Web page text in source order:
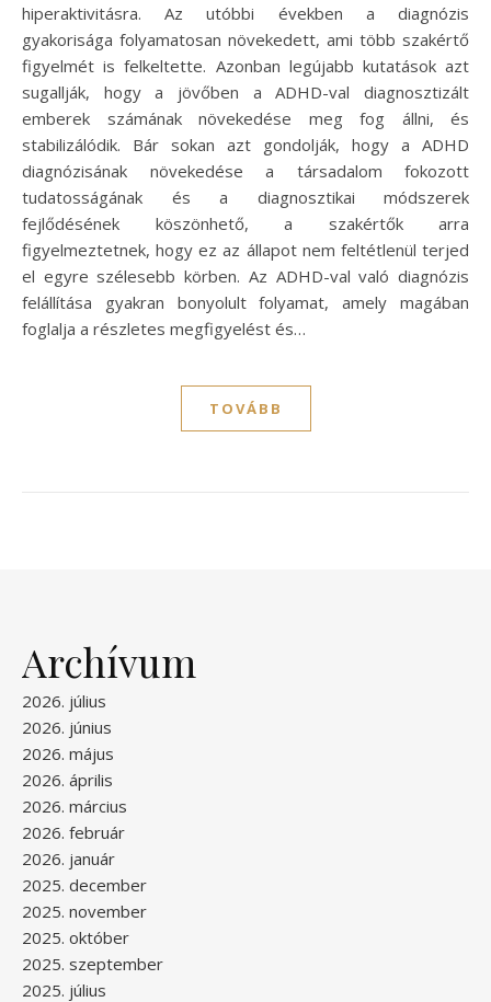
hiperaktivitásra. Az utóbbi években a diagnózis
gyakorisága folyamatosan növekedett, ami több szakértő
figyelmét is felkeltette. Azonban legújabb kutatások azt
sugallják, hogy a jövőben a ADHD-val diagnosztizált
emberek számának növekedése meg fog állni, és
stabilizálódik. Bár sokan azt gondolják, hogy a ADHD
diagnózisának növekedése a társadalom fokozott
tudatosságának és a diagnosztikai módszerek
fejlődésének köszönhető, a szakértők arra
figyelmeztetnek, hogy ez az állapot nem feltétlenül terjed
el egyre szélesebb körben. Az ADHD-val való diagnózis
felállítása gyakran bonyolult folyamat, amely magában
foglalja a részletes megfigyelést és…
TOVÁBB
Archívum
2026. július
2026. június
2026. május
2026. április
2026. március
2026. február
2026. január
2025. december
2025. november
2025. október
2025. szeptember
2025. július